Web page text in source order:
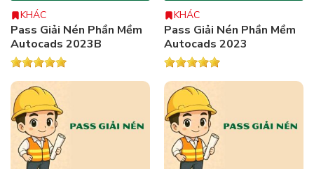
KHÁC
Pass Giải Nén Phần Mềm
Autocads 2023B
KHÁC
Pass Giải Nén Phần Mềm
Autocads 2023